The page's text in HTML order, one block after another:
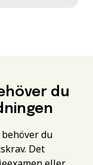
du
du
Det